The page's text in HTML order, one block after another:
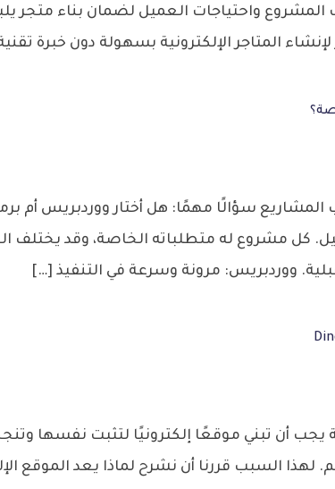
المشروع واحتياجات العميل لضمان بناء متجر
المتاجر الإلكترونية بسهولة دون خبرة تقنية
كل مشروع له متطلباته الخاصة، وقد يختلف
ووردبريس: مرونة وسرعة في التنفيذ […]
أن تبني موقعًا إلكترونيًا لتثبت نفسها
السبب قررنا أن نشرح لماذا يعد الموقع